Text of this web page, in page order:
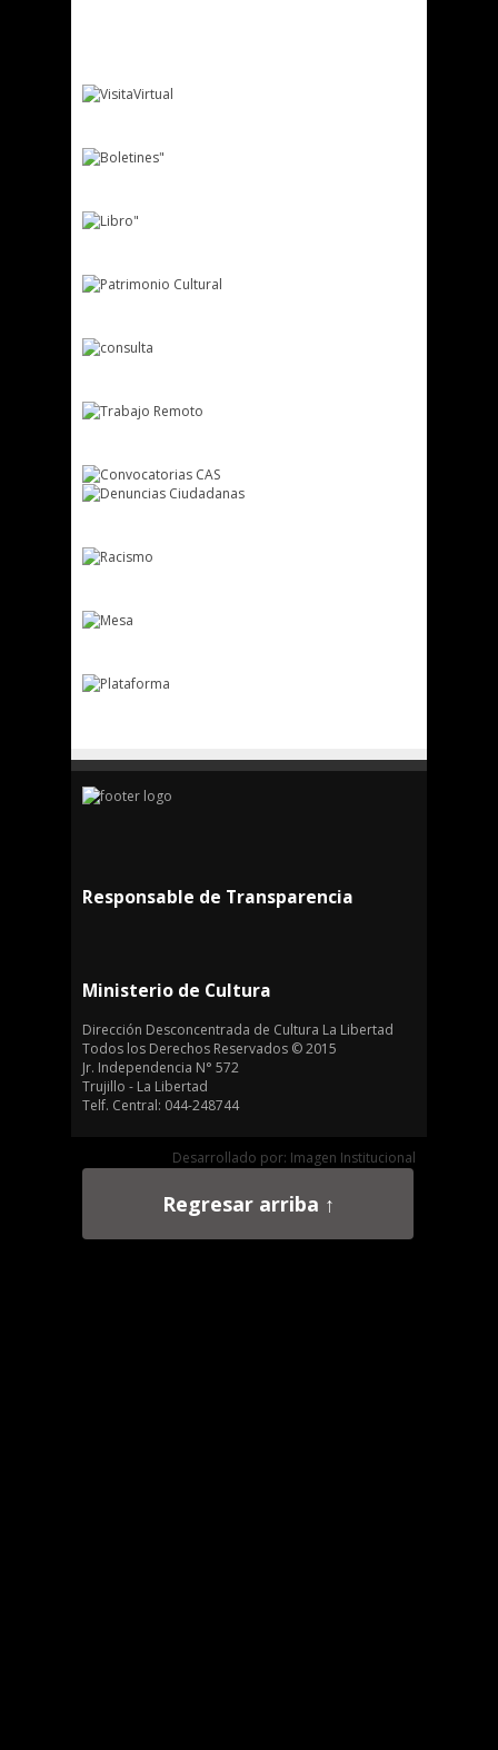
Responsable de Transparencia
Ministerio de Cultura
Dirección Desconcentrada de Cultura La Libertad
Todos los Derechos Reservados © 2015
Jr. Independencia N° 572
Trujillo - La Libertad
Telf. Central: 044-248744
Desarrollado por: Imagen Institucional
Regresar arriba ↑